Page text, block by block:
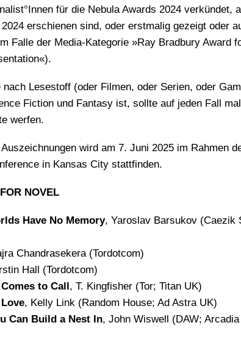
für die Nebu­la Awards 2024 ver­kün­det,
erschie­nen sind, oder erst­ma­lig gezeigt oder
Fal­le der Media-Kate­go­rie »Ray Brad­bu­ry Award
Lese­stoff (oder Fil­men, oder Seri­en, oder
Fic­tion und Fan­ta­sy ist, soll­te auf jeden Fall
wer­fen.
wird am 7. Juni 2025 im Rah­men
in Kan­sas City statt­fin­den.
NOVEL
Have No Memo­ry, Yaros­lav Bar­sukov (Cae­zik
Chandra­se­kera (Tordot­com)
Hall (Tordot­com)
to Call, T. King­fi­sher (Tor; Titan UK)
, Kel­ly Link (Ran­dom House; Ad Astra UK)
Can Build a Nest In, John Wis­well (DAW;